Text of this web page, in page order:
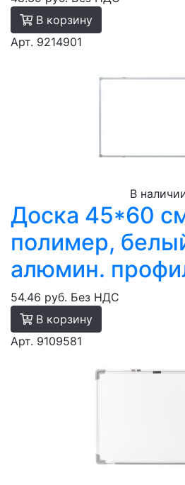
В корзину
Арт. 9214901
В
Доска 45*60
полимер,
алюмин.
54.46 руб. Без НДС
В корзину
Арт. 9109581